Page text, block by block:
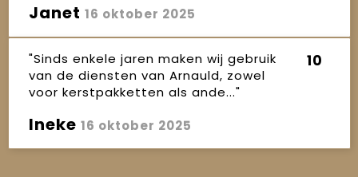
Janet 16 oktober 2025
"Sinds enkele jaren maken wij gebruik
van de diensten van Arnauld, zowel
voor kerstpakketten als ande..."
10
Ineke 16 oktober 2025